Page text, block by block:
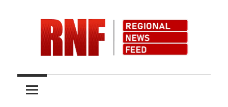
content
RNFnews.in
over
Quantity